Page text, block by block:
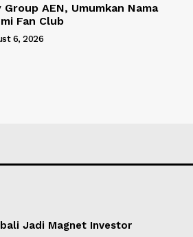
Group AEN, Umumkan Nama
Fan Club
6, 2026
Jadi Magnet Investor